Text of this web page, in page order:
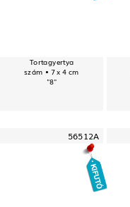
Tortagyertya
szám • 7 x 4 cm
"8"
56512A